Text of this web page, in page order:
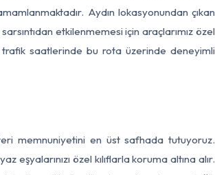
Aydın lokasyonundan çıkan
etkilenmemesi için araçlarımız özel
saatlerinde bu rota üzerinde deneyimli
memnuniyetini en üst safhada tutuyoruz.
özel kılıflarla koruma altına alır.